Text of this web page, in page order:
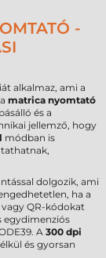
-
alkalmaz, ami a
matrica nyomtató
és a
jellemző, hogy
módban is
dolgozik, ami
ha a
QR-kódokat
egydimenziós
A 300 dpi
és gyorsan